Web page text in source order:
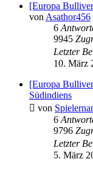
[Europa
von Asathor456
6
9945
Letzter
10. März
[Europa
Südindiens
von
6
9796
Letzter
5. März